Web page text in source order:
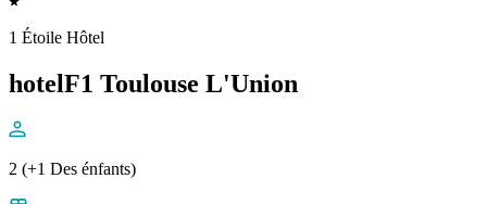
1 Étoile Hôtel
hotelF1 Toulouse L'Union
2 (+1 Des énfants)